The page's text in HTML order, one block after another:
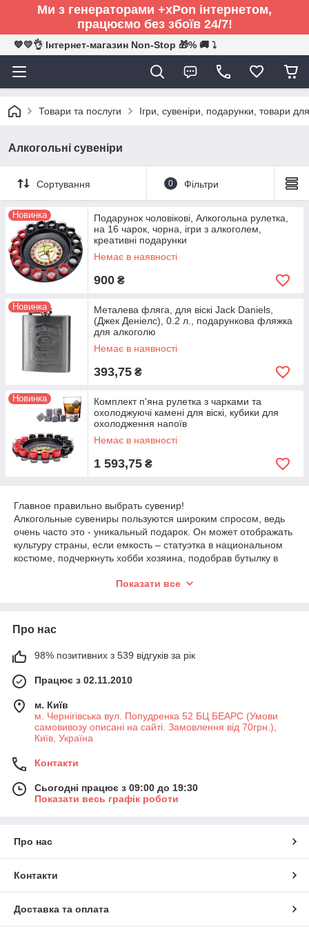
Ми з генераторами +xPon інтернетом,
працюємо без збоїв 24/7!
💙💛👌 Інтернет-магазин Non-Stop 🎁% 🚚 ⤵
Товари та послуги Ігри, сувеніри, подарунки, товари
Алкогольні сувеніри
Сортування 0 Фільтри
Новинка
Подарунок чоловікові, Алкогольна рулетка,
на 16 чарок, чорна, ігри з алкоголем,
креативні подарунки
Немає в наявності
900 ₴
Новинка
Металева фляга, для віскі Jack Daniels,
(Джек Деніелс), 0.2 л., подарункова фляжка
для алкоголю
Немає в наявності
393,75 ₴
Новинка
Комплект п'яна рулетка з чарками та
охолоджуючі камені для віскі, кубики для
охолодження напоїв
Немає в наявності
1 593,75 ₴
Главное правильно выбрать сувенир!
Алкогольные сувениры пользуются широким спросом, ведь
очень часто это - уникальный подарок. Он может отображать
культуру страны, если емкость – статуэтка в национальном
костюме, подчеркнуть хобби хозяина, подобрав бутылку в
поможет решить вопрос выбора подарка и предлагает:
• крестики-нолики с рюмками;
• строительная лопатка с рюмками.
Алко сувенир - это отличный подарок на день рождения,
новый год или даже просто так. Любая вечеринка станет еще
ярче и веселее, если принести алко-игры, особенно если это
мальчишник или девичник!
Купить сувениры можно оптом и в розницу, оплатив
карточкой или наличными. Доставка осуществляется по всей
Украины.
Показати все
Про нас
98% позитивних з 539 відгуків за рік
Працює з 02.11.2010
м. Київ
м. Чернігівська вул. Попудренка 52 БЦ БЕАРС (Умови
самовивозу описані на сайті. Замовлення від 70грн.),
Київ, Україна
Контакти
Сьогодні працює з 09:00 до 19:30
Показати весь графік роботи
Про нас
Контакти
Доставка та оплата